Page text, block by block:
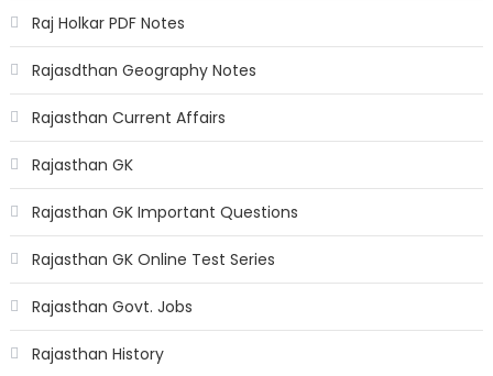
Raj Holkar PDF Notes
Rajasdthan Geography Notes
Rajasthan Current Affairs
Rajasthan GK
Rajasthan GK Important Questions
Rajasthan GK Online Test Series
Rajasthan Govt. Jobs
Rajasthan History